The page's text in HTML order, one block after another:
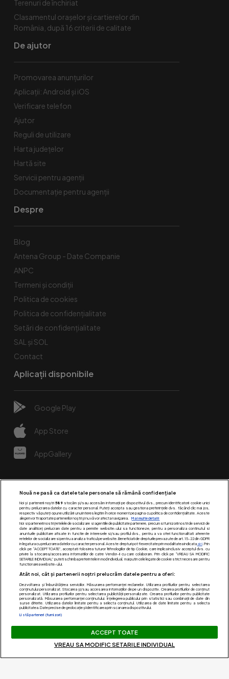
Terenuri de închiriat
Clasamentul orașelor și cartierelor din
România, după 16 criterii de calitate
De ajutor
Promovarea anunțurilor
Aplicații: Android și iOS
Verificare telefon
Ajutor
Reguli de utilizare
Harta județelor
Hartă site
Servicii pentru agenții
Documentație pentru agenții
Despre
Blog
Antena Group - Date Companie
ANPC
Termeni și condiții
Politica de cookies
Politica de confidențialitate
Setări de confidențialitate
SAL și SOL
Contact
Aplicații disponibile
Google Play
App Store
AppGallery
Urmărește-ne pe:
Acest site este creat si administrat de Digital Antena Group.
Toate drepturile rezervate.
Nouă ne pasă ca datele tale personale să rămână confidențiale
Noi și partenerii noștri 589stocăm și/sau accesăm informații pe dispozitivul dvs., precum identificatorii cookie unici
pentru prelucrarea datelor cu caracter personal. Puteți accepta sau gestiona preferințele dvs. făcând clic mai jos,
respectiv vă puteți opune utilizării unui interes legitim în orice moment pe pagina cu politica de confidențialitate. Aceste
alegeri vor fi raportate partenerilor noștri și nu vă vor afecta navigarea.
Mai multe detalii
Noi si partenerii nostri (retelele de socializare si agentiile de publicitate partenere, precum si furnizorii nostri de servicii de
date analitice) prelucram date pentru a permite website-ului sa functioneze, pentru a personaliza continutul si
anunturile publicitare afisate in functie de interesele si/sau profilul dvs., pentru a va oferi functionalitati aferente
retelelor de socializare si pentru a analiza traficul pe website. Beneficiati de drepturile prevazute de art. 15-22 din GDPR
in legatura cu prelucrarea datelor cu caracter personal. Aceste drepturi pot fi exercitate prin modalitatea indicataaici. Prin
click pe “ACCEPT TOATE”, acceptati folosirea tuturor Tehnologiilor de tip Cookie, care implica inclusiv acceptul dvs. cu
privire la stocarea/accesarea informatiilor de catre Vendor-ii cu care colaboram. Prin click pe “VREAU SA MODIFIC
SETARILE INDIVIDUAL” puteti schimba preferintele in mod individual, mai putin cele legate de cookie strict necesare pentru
functionarea website-ului.
Atât noi, cât și partenerii noștri prelucrăm datele pentru a oferi:
Dezvoltarea și îmbunătățirea serviciilor. Măsurarea performanței reclamelor. Utilizarea profilurilor pentru selectarea
conținutului personalizat. Stocarea și/sau accesarea informațiilor de pe un dispozitiv. Crearea profilurilor de conținut
personalizat. Utilizarea profilurilor pentru selectarea publicității personalizate. Crearea profilurilor pentru publicitate
personalizată. Măsurarea performanței conținutului. Înțelegerea publicului prin statistici sau combinații de date din
surse diferite. Utilizarea datelor limitate pentru a selecta conținutul. Utilizarea de date limitate pentru a selecta
publicitatea. Date precise de geolocație și identificarea prin scanarea dispozitivului.
Listă parteneri (furnizori)
ACCEPT TOATE
VREAU SA MODIFIC SETARILE INDIVIDUAL